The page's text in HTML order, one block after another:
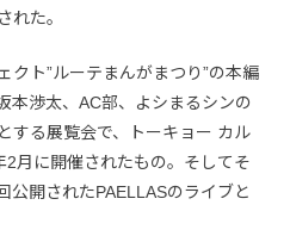
れた。
クト”ルーテまんがまつり”の本編
本渉太、AC部、よシまるシンの
する展覧会で、トーキョー カル
月に開催されたもの。そしてそ
公開されたPAELLASのライブと